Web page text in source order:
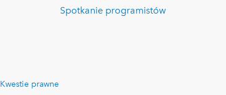
Spotkanie programistów
Kwestie prawne